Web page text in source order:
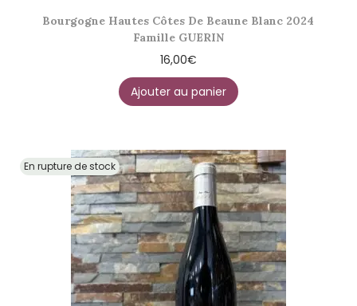
Bourgogne Hautes Côtes De Beaune Blanc 2024
Famille GUERIN
16,00€
Ajouter au panier
En rupture de stock